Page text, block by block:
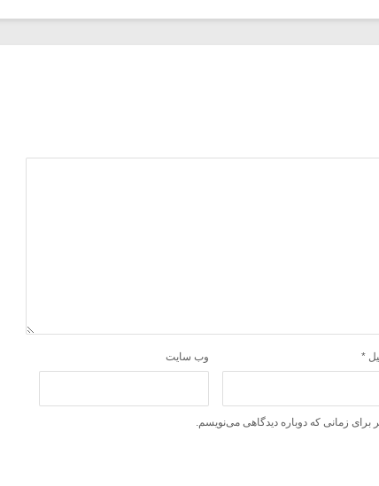
* وب‌ سایت
برای زمانی که دوباره دیدگاهی می‌نویسم.